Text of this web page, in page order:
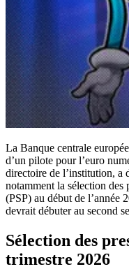
La Banque centrale
d’un pilote pour l’euro
directoire de l’institution, a
notamment la sélection des
(PSP) au début de l’année
devrait débuter au second
Sélection des
trimestre 2026